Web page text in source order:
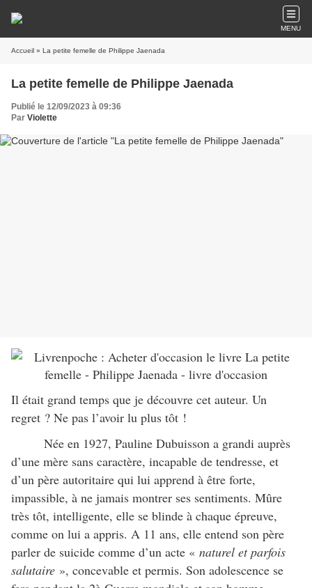
MENU
Accueil » La petite femelle de Philippe Jaenada
La petite femelle de Philippe Jaenada
Publié le 12/09/2023 à 09:36
Par Violette
Il était grand temps que je découvre cet auteur. Un
regret ? Ne pas l’avoir lu plus tôt !
Née en 1927, Pauline Dubuisson a grandi auprès
d’une mère sans caractère, incapable de tendresse, et
d’un père autoritaire qui lui apprend à être forte,
impassible, à ne jamais montrer ses sentiments. Mûre
très tôt, intelligente, elle se blinde à chaque épreuve,
comme on lui a appris. A 11 ans, elle entend son père
parler de suicide comme d’un acte « naturel et parfois
salutaire », concevable et permis. Son adolescence se